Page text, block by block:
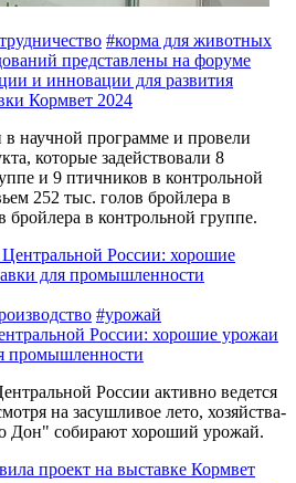
#корма для животных
представлены на форуме
и инновации для развития
Кормвет 2024
научной программе и провели
которые задействовали 8
и 9 птичников в контрольной
252 тыс. голов бройлера в
в контрольной группе.
#урожай
России: хорошие урожаи
промышленности
России активно ведется
на засушливое лето, хозяйства-
собирают хороший урожай.